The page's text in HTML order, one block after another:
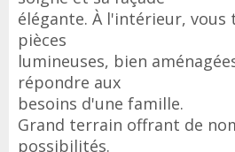
élégante. À l'intérieur, vous
pièces
lumineuses, bien
répondre aux
besoins d'une famille.
Grand terrain offrant de
possibilités.